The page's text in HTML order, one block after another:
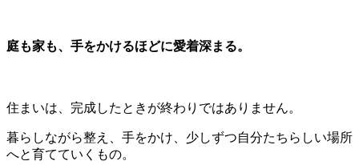
庭も家も、手をかけるほどに愛着深まる。
住まいは、完成したときが終わりではありません。
暮らしながら整え、手をかけ、少しずつ自分たちらしい場所
へと育てていくもの。